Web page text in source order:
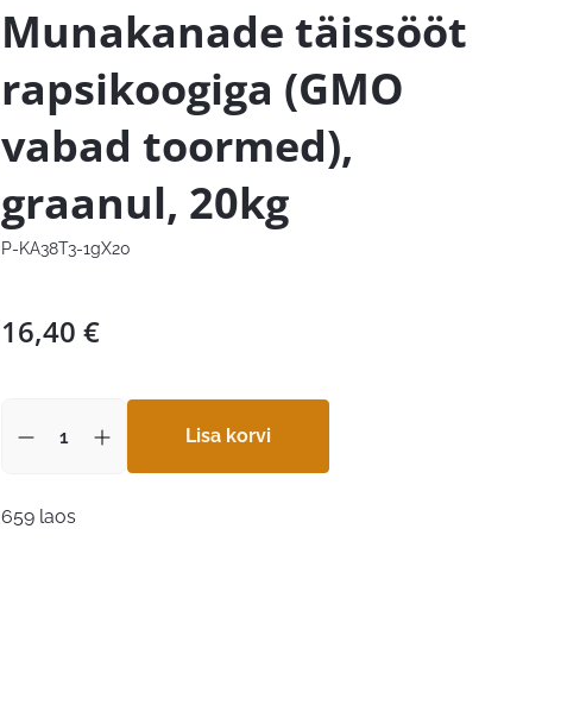
Munakanade täissööt
rapsikoogiga (GMO
vabad toormed),
graanul, 20kg
P-KA38T3-1gX20
16,40 €
Lisa korvi
659 laos